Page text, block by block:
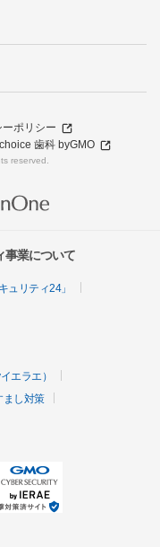
ポリシー
歯科 byGMO
reserved.
事業について
ュリティ24」
エラエ）
まし対策